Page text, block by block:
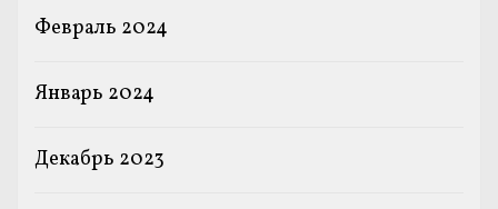
Февраль 2024
Январь 2024
Декабрь 2023